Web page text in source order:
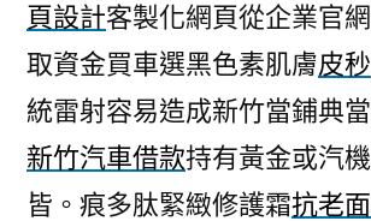
頁設計客製化網頁從企業官
取資金買車選黑色素肌膚皮秒
統雷射容易造成新竹當鋪典
新竹汽車借款持有黃金或汽
皆。痕多肽緊緻修護霜抗老